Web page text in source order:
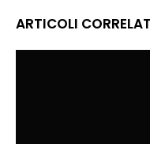
ARTICOLI